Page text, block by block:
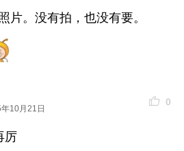
片。没有拍，也没有要。
10月21日
0
厉